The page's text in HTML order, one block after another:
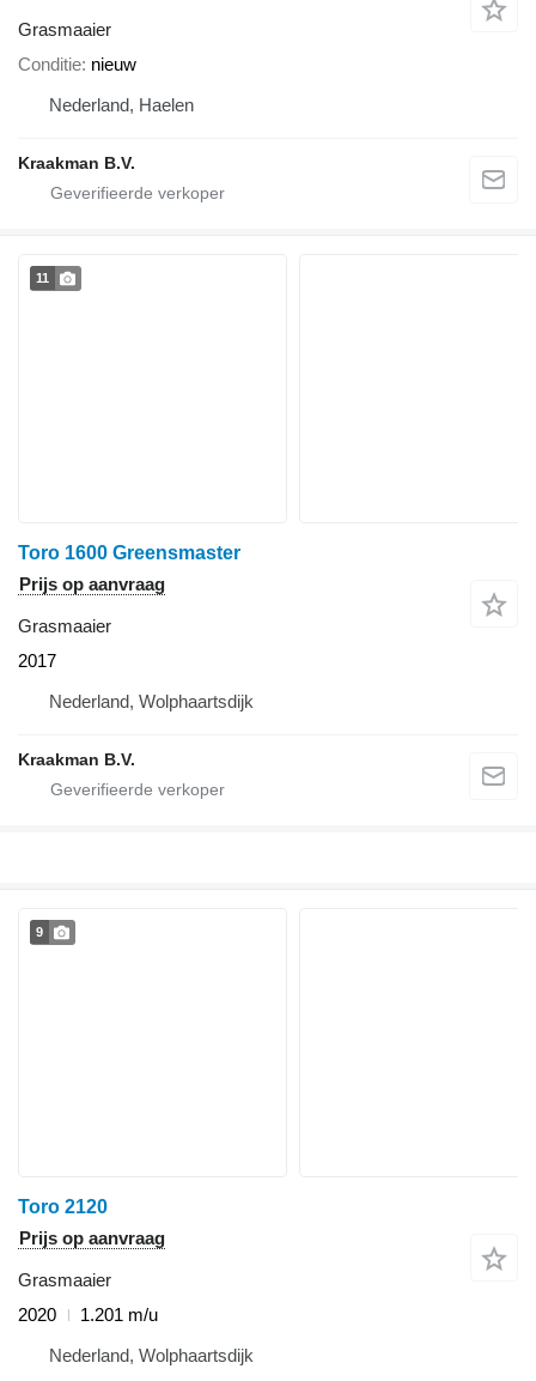
Grasmaaier
Conditie nieuw
Nederland, Haelen
Kraakman B.V.
11
Toro 1600 Greensmaster
Prijs op aanvraag
Grasmaaier
2017
Nederland, Wolphaartsdijk
Kraakman B.V.
9
Toro 2120
Prijs op aanvraag
Grasmaaier
2020
1.201 m/u
Nederland, Wolphaartsdijk